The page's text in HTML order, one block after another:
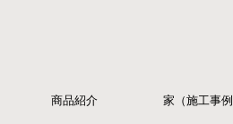
商品紹介 家（施工事例